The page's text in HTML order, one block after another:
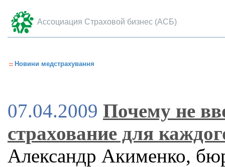
Ассоциация Страховой бизнес (АСБ)
Новини медстрахування
07.04.2009 Почему не
страхование для
Александр Акименко,